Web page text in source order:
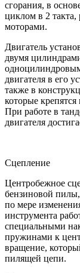
сгорания, в
циклом в 2 такта,
моторами.
Двигатель
двумя
двигателя в его
также в
которые
При работе в
двигателя
Сцепление
Центробежное
бензиновой
по мере
инструмента
специальными
пружинами к
вращение,
пилящей цепи.